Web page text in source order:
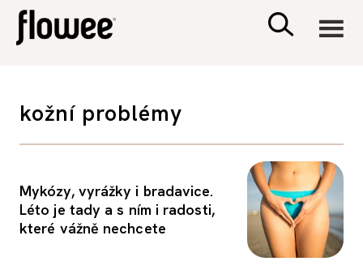
PSYCHOLOGIE
RODINA A DĚTI
kožní problémy
Mykózy, vyrážky i bradavice.
Léto je tady a s ním i radosti,
které vážně nechcete